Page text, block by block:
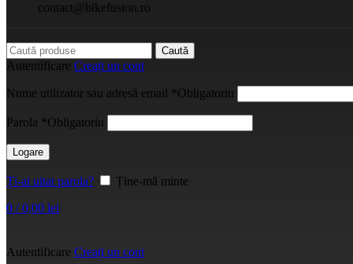
contact@bikefusion.ro
Caută
Autentificare Creați un cont
Nume utilizator sau adresă email *Obligatoriu
Parola *Obligatoriu
Logare
Ți-ai uitat parola?
Ține-mă minte
0 / 0,00 lei
Autentificare Creați un cont